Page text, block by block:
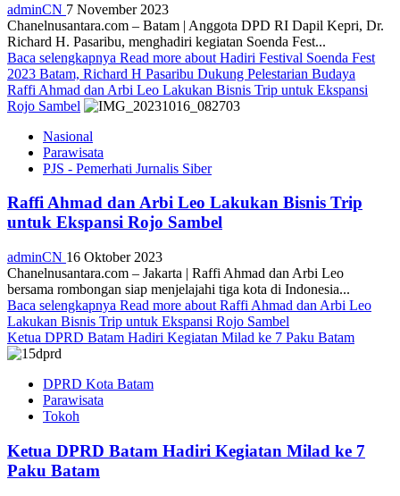
adminCN 7 November 2023
Chanelnusantara.com – Batam | Anggota DPD RI Dapil Kepri, Dr.
Richard H. Pasaribu, menghadiri kegiatan Soenda Fest...
Baca selengkapnya Read more about Hadiri Festival Soenda Fest
2023 Batam, Richard H Pasaribu Dukung Pelestarian Budaya
Raffi Ahmad dan Arbi Leo Lakukan Bisnis Trip untuk Ekspansi
Rojo Sambel
Nasional
Parawisata
PJS - Pemerhati Jurnalis Siber
Raffi Ahmad dan Arbi Leo Lakukan Bisnis Trip
untuk Ekspansi Rojo Sambel
adminCN 16 Oktober 2023
Chanelnusantara.com – Jakarta | Raffi Ahmad dan Arbi Leo
bersama rombongan siap menjelajahi tiga kota di Indonesia...
Baca selengkapnya Read more about Raffi Ahmad dan Arbi Leo
Lakukan Bisnis Trip untuk Ekspansi Rojo Sambel
Ketua DPRD Batam Hadiri Kegiatan Milad ke 7 Paku Batam
DPRD Kota Batam
Parawisata
Tokoh
Ketua DPRD Batam Hadiri Kegiatan Milad ke 7
Paku Batam